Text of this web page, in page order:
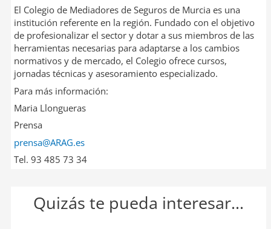
El Colegio de Mediadores de Seguros de Murcia es una
institución referente en la región. Fundado con el objetivo
de profesionalizar el sector y dotar a sus miembros de las
herramientas necesarias para adaptarse a los cambios
normativos y de mercado, el Colegio ofrece cursos,
jornadas técnicas y asesoramiento especializado.
Para más información:
Maria Llongueras
Prensa
prensa@ARAG.es
Tel. 93 485 73 34
Quizás te pueda interesar...